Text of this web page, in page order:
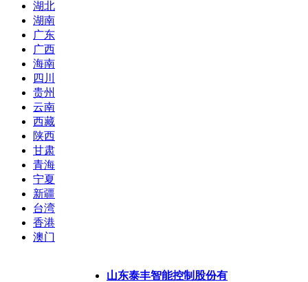
湖北
湖南
广东
广西
海南
四川
贵州
云南
西藏
陕西
甘肃
青海
宁夏
新疆
台湾
香港
澳门
山东泰丰智能控制股份有